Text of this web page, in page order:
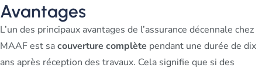
Avantages
L’un des principaux avantages de l’assurance décennale chez
MAAF est sacouverture complète pendant une durée de dix
ans après réception des travaux. Cela signifie que si des